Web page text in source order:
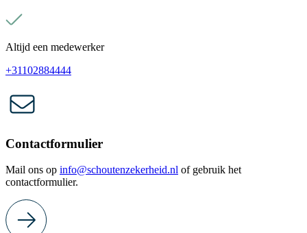
Altijd een medewerker
+31102884444
Contactformulier
Mail ons op info@schoutenzekerheid.nl of gebruik het
contactformulier.